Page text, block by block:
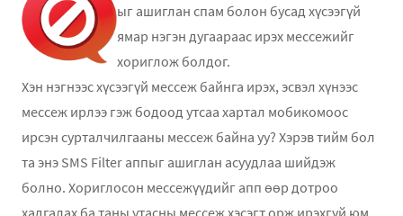
ыг ашиглан спам болон бусад хүсээгүй
ямар нэгэн дугаараас ирэх мессежийг
хориглож болдог.
Хэн нэгнээс хүсээгүй мессеж байнга ирэх, эсвэл хүнээс
мессеж ирлээ гэж бодоод утсаа хартал мобикомоос
ирсэн сурталчилгааны мессеж байна уу? Хэрэв тийм бол
та энэ SMS Filter аппыг ашиглан асуудлаа шийдэж
болно. Хориглосон мессежүүдийг апп өөр дотроо
хадгалах ба таны утасны мессеж хэсэгт орж ирэхгүй юм.